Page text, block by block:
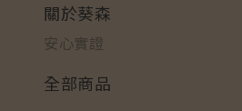
關於葵森
安心實證
全部商品